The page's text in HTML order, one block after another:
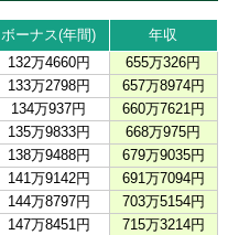
ボーナス(年間)
年収
132万4660円
655万326円
133万2798円
657万8974円
134万937円
660万7621円
135万9833円
668万975円
138万9488円
679万9035円
141万9142円
691万7094円
144万8797円
703万5154円
147万8451円
715万3214円